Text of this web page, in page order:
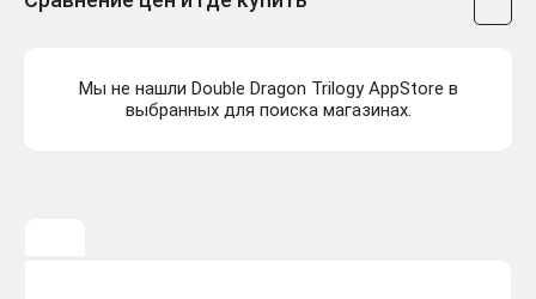
Мы не нашли Double Dragon Trilogy AppStore в
выбранных для поиска магазинах.